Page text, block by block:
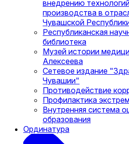
внедрению
производства в
Чувашской
Республиканская
библиотека
Музей истории
Алексеева
Сетевое издание
Чувашии"
Противодействие
Профилактика
Внутренняя система
образования
Ординатура